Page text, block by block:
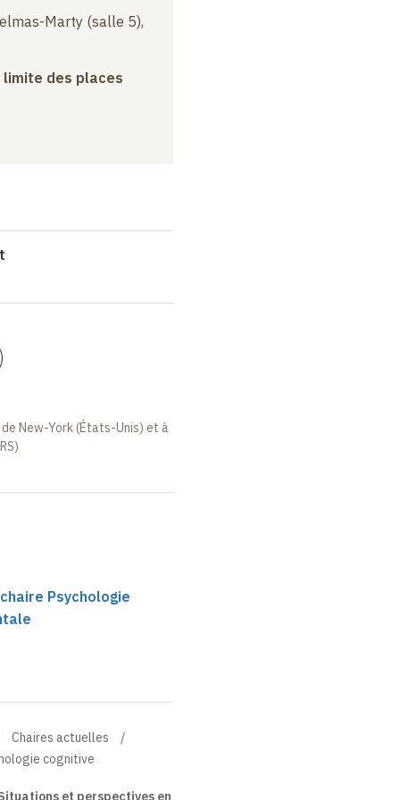
Marty (salle 5),
limite des places
New-York (États-Unis) et à
Psychologie
Chaires actuelles
cognitive
et perspectives en